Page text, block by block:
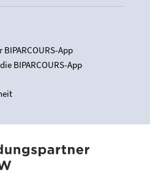
App
BIPARCOURS-App